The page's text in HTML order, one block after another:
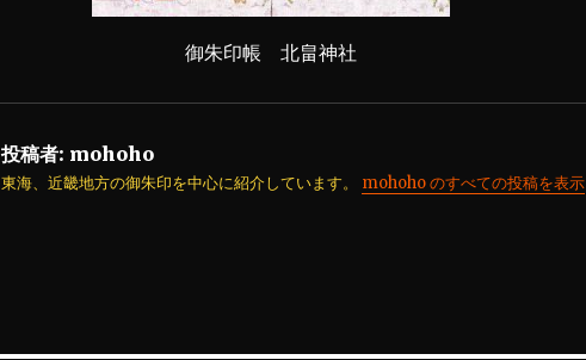
御朱印帳 北畠神社
投稿者: mohoho
東海、近畿地方の御朱印を中心に紹介しています。 mohoho のすべての投稿を表示